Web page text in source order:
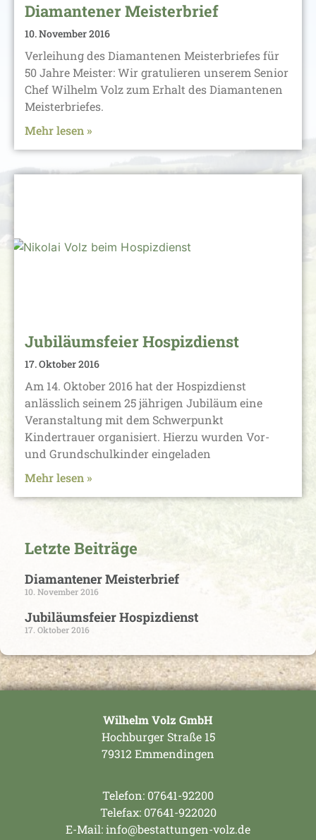
Diamantener Meisterbrief
10. November 2016
Verleihung des Diamantenen Meisterbriefes für
50 Jahre Meister: Wir gratulieren unserem Senior
Chef Wilhelm Volz zum Erhalt des Diamantenen
Meisterbriefes.
Mehr lesen »
Jubiläumsfeier Hospizdienst
17. Oktober 2016
Am 14. Oktober 2016 hat der Hospizdienst
anlässlich seinem 25 jährigen Jubiläum eine
Veranstaltung mit dem Schwerpunkt
Kindertrauer organisiert. Hierzu wurden Vor-
und Grundschulkinder eingeladen
Mehr lesen »
Letzte Beiträge
Diamantener Meisterbrief
10. November 2016
Jubiläumsfeier Hospizdienst
17. Oktober 2016
Wilhelm Volz GmbH
Hochburger Straße 15
79312 Emmendingen
Telefon: 07641-92200
Telefax: 07641-922020
E-Mail:info@bestattungen-volz.de